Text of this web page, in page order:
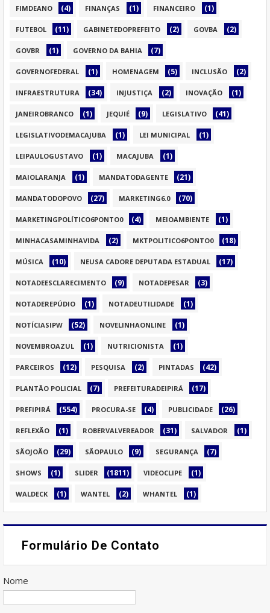
FIMDEANO (4) FINANÇAS (1) FINANCEIRO (1)
FUTEBOL (11) GABINETEDOPREFEITO (2) GOVBA (2)
GOVBR (1) GOVERNO DA BAHIA (7)
GOVERNOFEDERAL (1) HOMENAGEM (5) INCLUSÃO (2)
INFRAESTRUTURA (34) INJUSTIÇA (2) INOVAÇÃO (1)
JANEIROBRANCO (1) JEQUIÉ (9) LEGISLATIVO (41)
LEGISLATIVODEMACAJUBA (1) LEI MUNICIPAL (1)
LEIPAULOGUSTAVO (1) MACAJUBA (1)
MAIOLARANJA (1) MANDATODAGENTE (21)
MANDATODOPOVO (27) MARKETING6.0 (70)
MARKETINGPOLÍTICO6PONTO0 (4) MEIOAMBIENTE (1)
MINHACASAMINHAVIDA (2) MKTPOLITICO6PONTO0 (18)
MÚSICA (10) NEUSA CADORE DEPUTADA ESTADUAL (17)
NOTADEESCLARECIMENTO (9) NOTADEPESAR (3)
NOTADEREPÚDIO (1) NOTADEUTILIDADE (1)
NOTÍCIASIPW (52) NOVELINHAONLINE (1)
NOVEMBROAZUL (1) NUTRICIONISTA (1)
PARCEIROS (12) PESQUISA (2) PINTADAS (42)
PLANTÃO POLICIAL (7) PREFEITURADEIPIRÁ (17)
PREFIPIRÁ (554) PROCURA-SE (4) PUBLICIDADE (26)
REFLEXÃO (1) ROBERVALVEREADOR (31) SALVADOR (1)
SÃOJOÃO (29) SÃOPAULO (9) SEGURANÇA (7)
SHOWS (1) SLIDER (1811) VIDEOCLIPE (1)
WALDECK (1) WANTEL (2) WHANTEL (1)
Formulário De Contato
Nome